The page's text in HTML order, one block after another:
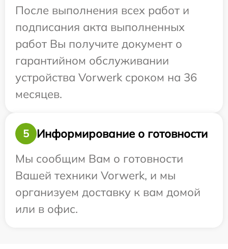
После выполнения всех работ и
подписания акта выполненных
работ Вы получите документ о
гарантийном обслуживании
устройства Vorwerk сроком на 36
месяцев.
5
Информирование о готовности
Мы сообщим Вам о готовности
Вашей техники Vorwerk, и мы
организуем доставку к вам домой
или в офис.